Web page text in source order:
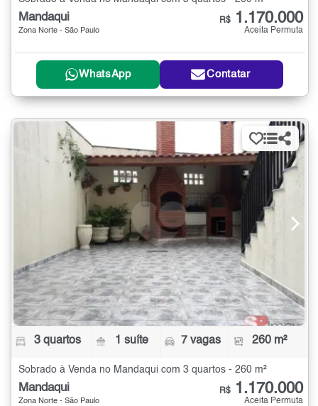
Mandaqui
Zona Norte - São Paulo
R$ 1.170.000
Aceita Permuta
WhatsApp Contatar
3 quartos 1 suíte 7 vagas 260 m²
Sobrado à Venda no Mandaqui com 3 quartos - 260 m²
Mandaqui
Zona Norte - São Paulo
R$ 1.170.000
Aceita Permuta